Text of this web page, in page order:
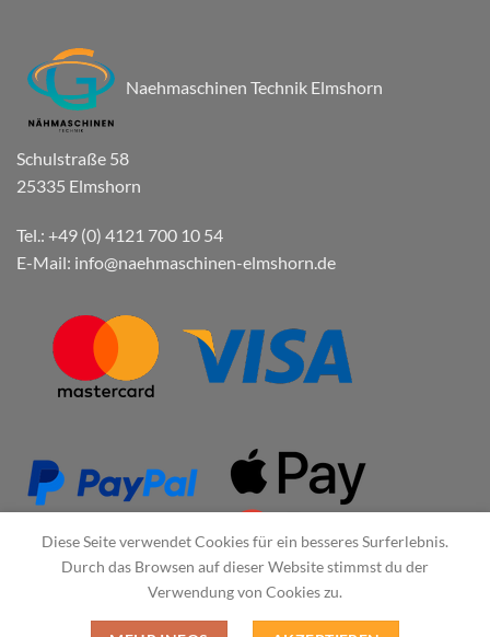
Naehmaschinen Technik Elmshorn
Schulstraße 58
25335 Elmshorn
Tel.: +49 (0) 4121 700 10 54
E-Mail: info@naehmaschinen-elmshorn.de
Diese Seite verwendet Cookies für ein besseres Surferlebnis.
Durch das Browsen auf dieser Website stimmst du der
Verwendung von Cookies zu.